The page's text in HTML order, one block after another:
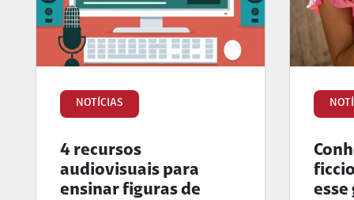
NOTÍCIAS
4 recursos
audiovisuais para
ensinar figuras de